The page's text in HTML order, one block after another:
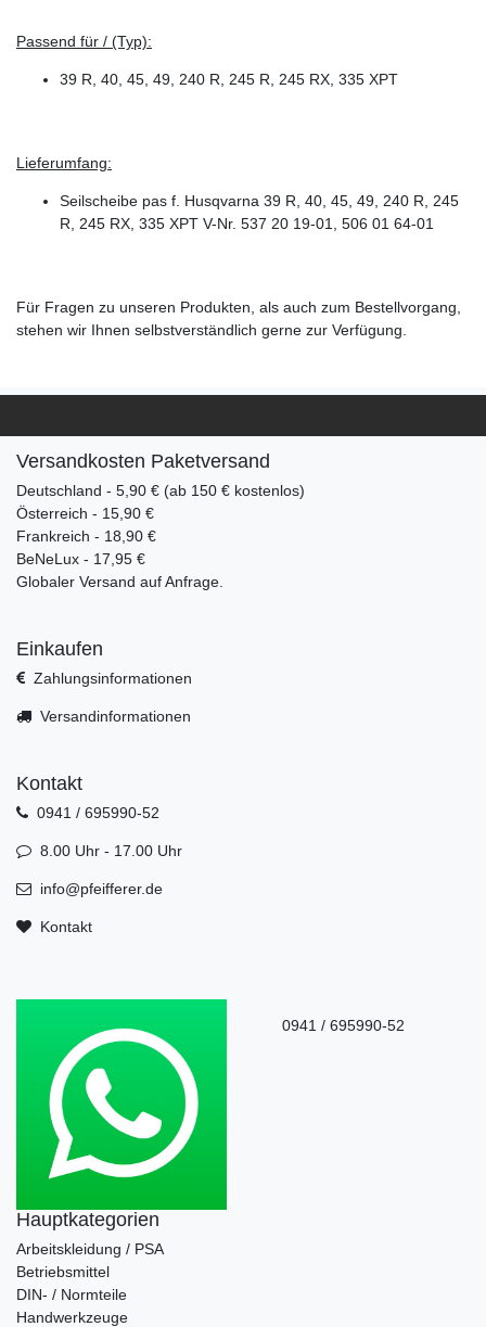
Passend für / (Typ):
39 R, 40, 45, 49, 240 R, 245 R, 245 RX, 335 XPT
Lieferumfang:
Seilscheibe pas f. Husqvarna 39 R, 40, 45, 49, 240 R, 245
R, 245 RX, 335 XPT V-Nr. 537 20 19-01, 506 01 64-01
Für Fragen zu unseren Produkten, als auch zum Bestellvorgang,
stehen wir Ihnen selbstverständlich gerne zur Verfügung.
Versandkosten Paketversand
Deutschland - 5,90 € (ab 150 € kostenlos)
Österreich - 15,90 €
Frankreich - 18,90 €
BeNeLux - 17,95 €
Globaler Versand auf Anfrage.
Einkaufen
Zahlungsinformationen
Versandinformationen
Kontakt
0941 / 695990-52
8.00 Uhr - 17.00 Uhr
info@pfeifferer.de
Kontakt
0941 / 695990-52
Hauptkategorien
Arbeitskleidung / PSA
Betriebsmittel
DIN- / Normteile
Handwerkzeuge